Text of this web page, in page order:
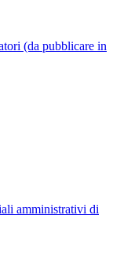
(da pubblicare in
amministrativi di